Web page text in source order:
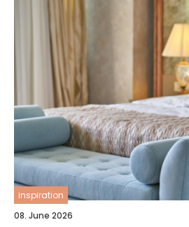
inspiration
08. June 2026